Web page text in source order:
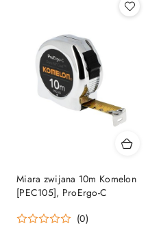
Miara zwijana 10m Komelon
[PEC105], ProErgo-C
(0)